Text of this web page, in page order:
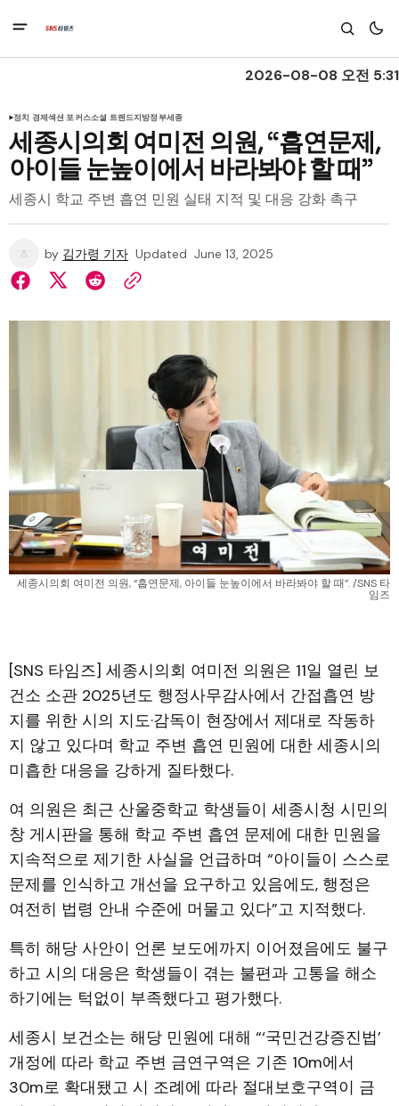
2026-08-08 오전 5:31
정치 경제섹션 포커스소셜 트렌드지방정부세종
세종시의회 여미전 의원, “흡연문제,
아이들 눈높이에서 바라봐야 할 때”
세종시 학교 주변 흡연 민원 실태 지적 및 대응 강화 촉구
by 김가령 기자 Updated June 13, 2025
세종시의회 여미전 의원, “흡연문제, 아이들 눈높이에서 바라봐야 할 때”. /SNS 타
임즈
[SNS 타임즈] 세종시의회 여미전 의원은 11일 열린 보
건소 소관 2025년도 행정사무감사에서 간접흡연 방
지를 위한 시의 지도·감독이 현장에서 제대로 작동하
지 않고 있다며 학교 주변 흡연 민원에 대한 세종시의
미흡한 대응을 강하게 질타했다.
여 의원은 최근 산울중학교 학생들이 세종시청 시민의
창 게시판을 통해 학교 주변 흡연 문제에 대한 민원을
지속적으로 제기한 사실을 언급하며 “아이들이 스스로
문제를 인식하고 개선을 요구하고 있음에도, 행정은
여전히 법령 안내 수준에 머물고 있다”고 지적했다.
특히 해당 사안이 언론 보도에까지 이어졌음에도 불구
하고 시의 대응은 학생들이 겪는 불편과 고통을 해소
하기에는 턱없이 부족했다고 평가했다.
세종시 보건소는 해당 민원에 대해 “‘국민건강증진법’
개정에 따라 학교 주변 금연구역은 기존 10m에서
30m로 확대됐고 시 조례에 따라 절대보호구역이 금